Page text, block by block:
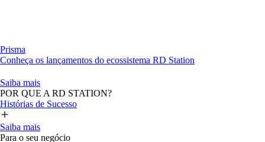
Prisma
Conheça os lançamentos do ecossistema RD Station
Saiba mais
POR QUE A RD STATION?
Histórias de Sucesso
Saiba mais
Para o seu negócio